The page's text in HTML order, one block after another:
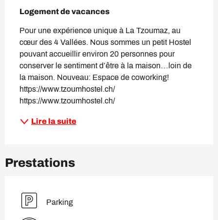
Logement de vacances
Pour une expérience unique à La Tzoumaz, au
cœur des 4 Vallées. Nous sommes un petit Hostel
pouvant accueillir environ 20 personnes pour
conserver le sentiment d’être à la maison…loin de
la maison. Nouveau: Espace de coworking!
https://www.tzoumhostel.ch/
https://www.tzoumhostel.ch/
Lire la suite
Prestations
Parking